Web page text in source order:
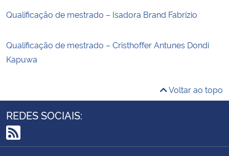
Qualificação de mestrado – Isadora Brand Fabrizio
Qualificação de mestrado – Cristhoffer Antunes Dondi
Kapuwa
Voltar ao topo
REDES SOCIAIS:
RSS